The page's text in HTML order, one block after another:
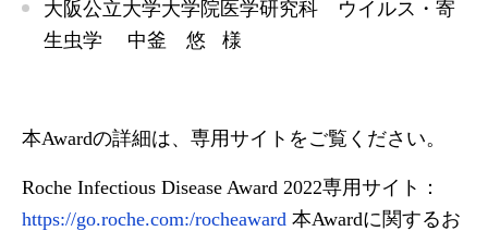
大阪公立大学大学院医学研究科 ウイルス・寄
生虫学 中釜 悠 様
本Awardの詳細は、専用サイトをご覧ください。
Roche Infectious Disease Award 2022専用サイト：
https://go.roche.com:/rocheaward 本Awardに関するお